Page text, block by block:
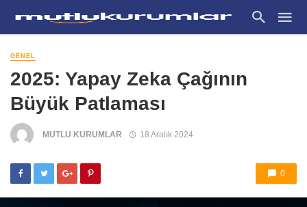
GENEL
2025: Yapay Zeka Çağının
Büyük Patlaması
MUTLU KURUMLAR 18 Aralık 2024
0